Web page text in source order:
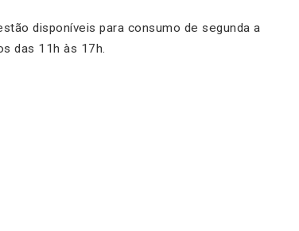
disponíveis para consumo de segunda a
das 11h às 17h.